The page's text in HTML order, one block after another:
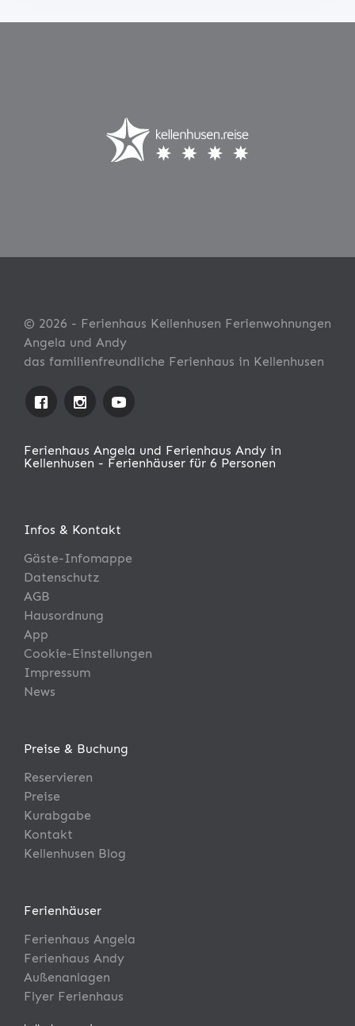
© 2026 - Ferienhaus Kellenhusen Ferienwohnungen
Angela und Andy
das familienfreundliche Ferienhaus in Kellenhusen
Ferienhaus Angela und Ferienhaus Andy in
Kellenhusen - Ferienhäuser für 6 Personen
Infos & Kontakt
Gäste-Infomappe
Datenschutz
AGB
Hausordnung
App
Cookie-Einstellungen
Impressum
News
Preise & Buchung
Reservieren
Preise
Kurabgabe
Kontakt
Kellenhusen Blog
Ferienhäuser
Ferienhaus Angela
Ferienhaus Andy
Außenanlagen
Flyer Ferienhaus